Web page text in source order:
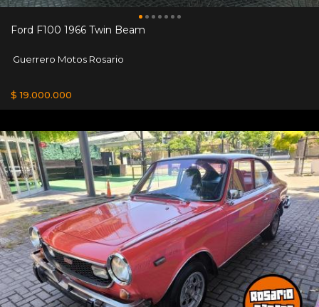
Ford F100 1966 Twin Beam
Guerrero Motos Rosario
$ 19.000.000